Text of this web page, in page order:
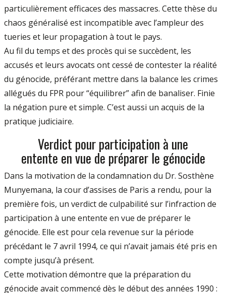
particulièrement efficaces des massacres. Cette thèse du
chaos généralisé est incompatible avec l’ampleur des
tueries et leur propagation à tout le pays.
Au fil du temps et des procès qui se succèdent, les
accusés et leurs avocats ont cessé de contester la réalité
du génocide, préférant mettre dans la balance les crimes
allégués du FPR pour “équilibrer” afin de banaliser. Finie
la négation pure et simple. C’est aussi un acquis de la
pratique judiciaire.
Verdict pour participation à une
entente en vue de préparer le génocide
Dans la motivation de la condamnation du Dr. Sosthène
Munyemana, la cour d’assises de Paris a rendu, pour la
première fois, un verdict de culpabilité sur l’infraction de
participation à une entente en vue de préparer le
génocide. Elle est pour cela revenue sur la période
précédant le 7 avril 1994, ce qui n’avait jamais été pris en
compte jusqu’à présent.
Cette motivation démontre que la préparation du
génocide avait commencé dès le début des années 1990 :